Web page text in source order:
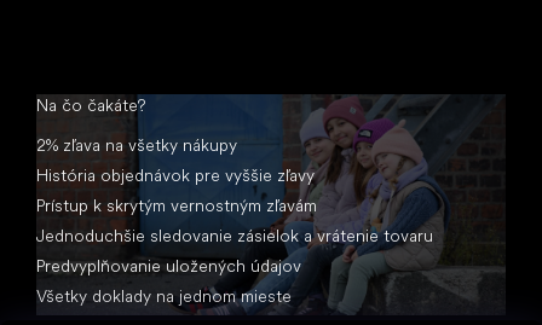
Na čo čakáte?
2% zľava na všetky nákupy
História objednávok pre vyššie zľavy
Prístup k skrytým vernostným zľavám
Jednoduchšie sledovanie zásielok a vrátenie tovaru
Predvyplňovanie uložených údajov
Všetky doklady na jednom mieste